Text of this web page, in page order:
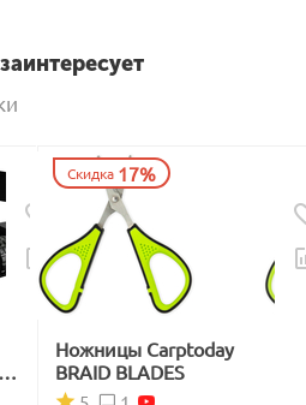
Скидка 17%
Ножницы Carptoday
BRAID BLADES
1